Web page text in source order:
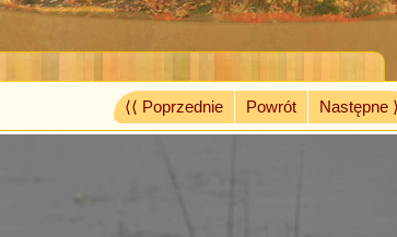
⟨⟨ Poprzednie Powrót Następne